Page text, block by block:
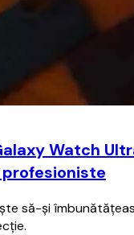
Watch
să-și